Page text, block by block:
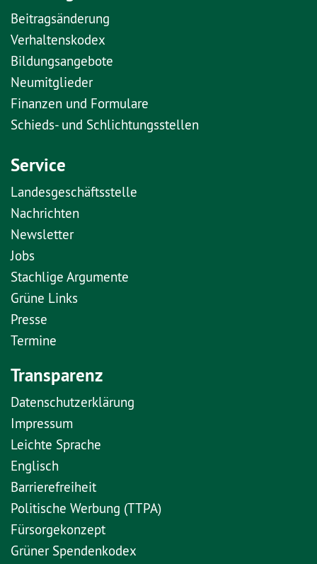
Beitragsänderung
Verhaltenskodex
Bildungsangebote
Neumitglieder
Finanzen und Formulare
Schieds- und Schlichtungsstellen
Service
Landesgeschäftsstelle
Nachrichten
Newsletter
Jobs
Stachlige Argumente
Grüne Links
Presse
Termine
Transparenz
Datenschutzerklärung
Impressum
Leichte Sprache
Englisch
Barrierefreiheit
Politische Werbung (TTPA)
Fürsorgekonzept
Grüner Spendenkodex